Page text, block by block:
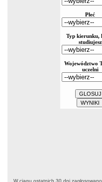
W ciągu ostatnich 30 dni zagłosowano